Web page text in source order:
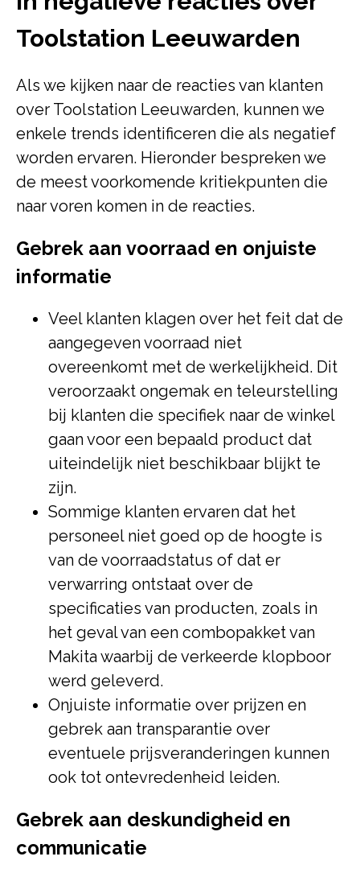
Toolstation Leeuwarden
Als we kijken naar de reacties van klanten
over Toolstation Leeuwarden, kunnen we
enkele trends identificeren die als negatief
worden ervaren. Hieronder bespreken we
de meest voorkomende kritiekpunten die
naar voren komen in de reacties.
Gebrek aan voorraad en onjuiste
informatie
Veel klanten klagen over het feit dat de
aangegeven voorraad niet
overeenkomt met de werkelijkheid. Dit
veroorzaakt ongemak en teleurstelling
bij klanten die specifiek naar de winkel
gaan voor een bepaald product dat
uiteindelijk niet beschikbaar blijkt te
zijn.
Sommige klanten ervaren dat het
personeel niet goed op de hoogte is
van de voorraadstatus of dat er
verwarring ontstaat over de
specificaties van producten, zoals in
het geval van een combopakket van
Makita waarbij de verkeerde klopboor
werd geleverd.
Onjuiste informatie over prijzen en
gebrek aan transparantie over
eventuele prijsveranderingen kunnen
ook tot ontevredenheid leiden.
Gebrek aan deskundigheid en
communicatie